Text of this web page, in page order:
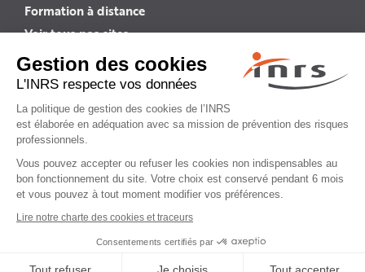
Formation à distance
Voir tous nos sites →
INRS English
INRS (english version)
Plan du site
Mentions légales
Politique de confidentialité